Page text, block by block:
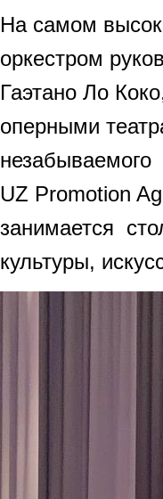
На самом
оркестром
Гаэтано Ло
оперными
незабываемого
UZ Promotion
занимается
культуры,